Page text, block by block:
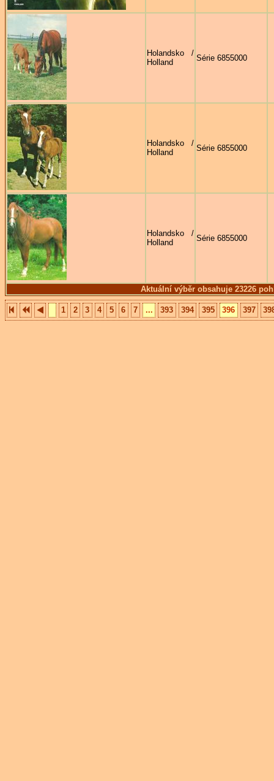
Aktuální výběr obsahuje 23226
Holandsko /
Holland
Série 6855000
Holandsko /
Holland
Série 6855000
Holandsko /
Holland
Série 6855000
1 2 3 4 5 6 7 ... 393 394 395 396 397